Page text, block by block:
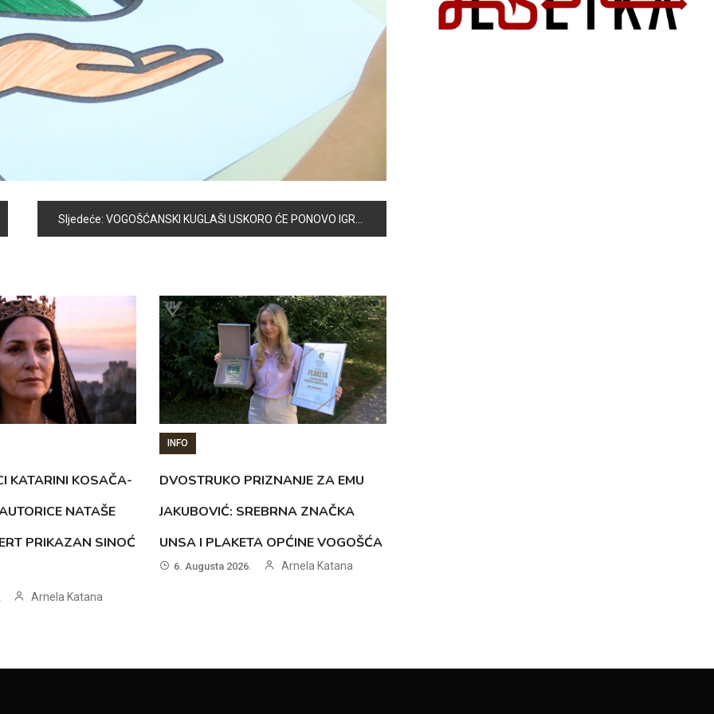
Sljedeće: VOGOŠĆANSKI KUGLAŠI USKORO ĆE PONOVO IGRATI DOMAĆE UTAKMICE U KUGLANI DVORANE “AMEL BEČKOVIĆ”
KATARINI KOSAČA-
NATAŠE
PRIKAZAN SINOĆ
Arnela Katana
INFO
DVOSTRUKO PRIZNANJE ZA EMU
JAKUBOVIĆ: SREBRNA ZNAČKA
UNSA I PLAKETA OPĆINE VOGOŠĆA
6. Augusta 2026. Arnela Katana